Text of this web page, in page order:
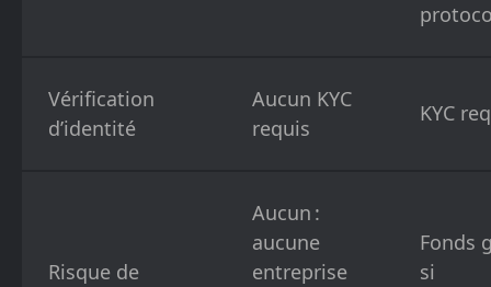
Vérification
d’identité
Aucun KYC
requis
KYC
Risque de
Aucun :
aucune
entreprise
Fonds
si